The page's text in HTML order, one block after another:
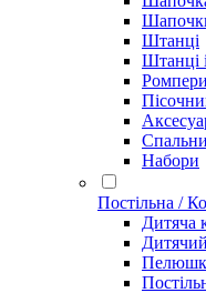
Штанці
Штанці
Набори
Постільна /
Дитяча